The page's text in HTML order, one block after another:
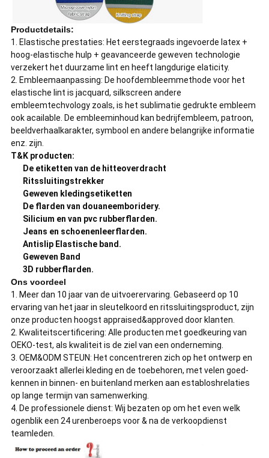
Productdetails:
1.
Elastische prestaties: Het eerstegraads ingevoerde latex +
hoog-elastische hulp + geavanceerde geweven technologie
verzekert het duurzame lint en heeft langdurige elaticity.
2. Embleemaanpassing: De hoofdembleemmethode voor het
elastische lint is jacquard, silkscreen andere
embleemtechvology zoals, is het sublimatie gedrukte embleem
ook acailable. De embleeminhoud kan bedrijfembleem, patroon,
beeldverhaalkarakter, symbool en andere belangrijke informatie
enz. zijn.
T&K producten:
De etiketten van de hitteoverdracht
Ritssluitingstrekker
Geweven kledingsetiketten
De flarden van douaneemboridery.
Silicium en van pvc rubberflarden.
Jeans en schoenenleerflarden.
Antislip Elastische band.
Geweven Band
3D rubberflarden.
Ons voordeel
1. Meer dan 10 jaar van de uitvoerervaring. Gebaseerd op 10
ervaring van het jaar in sleutelkoord en ritssluitingsproduct, zijn
onze producten hoogst appraised&approved door klanten.
2. Kwaliteitscertificering: Alle producten met goedkeuring van
OEKO-test, als kwaliteit is de ziel van een onderneming.
3. OEM&ODM STEUN: Het concentreren zich op het ontwerp en
veroorzaakt allerlei kleding en de toebehoren, met velen goed-
kennen in binnen- en buitenland merken aan establoshrelaties
op lange termijn van samenwerking.
4. De professionele dienst: Wij bezaten op om het even welk
ogenblik een 24 urenberoeps voor & na de verkoopdienst
teamleden.